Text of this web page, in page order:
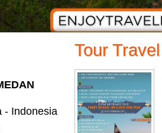
- Indonesia
Tour Travel